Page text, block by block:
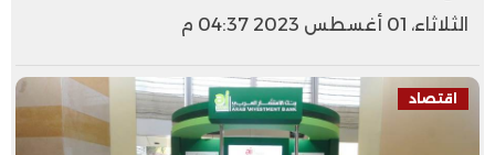
الثلاثاء، 01 أغسطس 2023 04:37 م
اقتصاد